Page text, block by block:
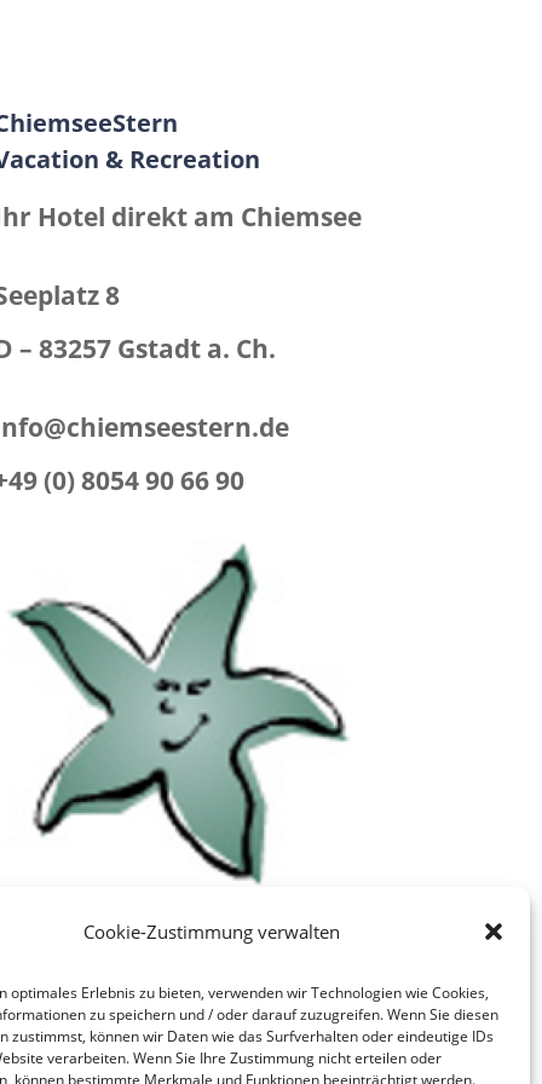
Cookie-Zustimmung verwalten
optimales Erlebnis zu bieten, verwenden wir Technologien wie Cookies,
zu speichern und / oder darauf zuzugreifen. Wenn Sie diesen
zustimmst, können wir Daten wie das Surfverhalten oder eindeutige IDs
verarbeiten. Wenn Sie Ihre Zustimmung nicht erteilen oder
können bestimmte Merkmale und Funktionen beeinträchtigt werden.
& Recreation
Hotel direkt am Chiemsee
8
– 83257 Gstadt a. Ch.
(0) 8054 90 66 90